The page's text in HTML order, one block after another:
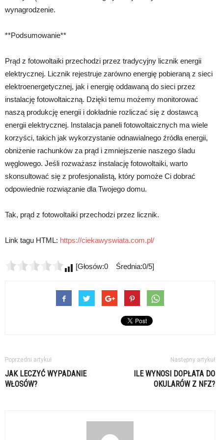
wynagrodzenie.
**Podsumowanie**
Prąd z fotowoltaiki przechodzi przez tradycyjny licznik energii
elektrycznej. Licznik rejestruje zarówno energię pobieraną z sieci
elektroenergetycznej, jak i energię oddawaną do sieci przez
instalację fotowoltaiczną. Dzięki temu możemy monitorować
naszą produkcję energii i dokładnie rozliczać się z dostawcą
energii elektrycznej. Instalacja paneli fotowoltaicznych ma wiele
korzyści, takich jak wykorzystanie odnawialnego źródła energii,
obniżenie rachunków za prąd i zmniejszenie naszego śladu
węglowego. Jeśli rozważasz instalację fotowoltaiki, warto
skonsultować się z profesjonalistą, który pomoże Ci dobrać
odpowiednie rozwiązanie dla Twojego domu.
Tak, prąd z fotowoltaiki przechodzi przez licznik.
Link tagu HTML: https://ciekawyswiata.com.pl/
[Głosów:0 Średnia:0/5]
Poprzedni artykuł
JAK LECZYĆ WYPADANIE
WŁOSÓW?
Następny artykuł
ILE WYNOSI DOPŁATA DO
OKULARÓW Z NFZ?